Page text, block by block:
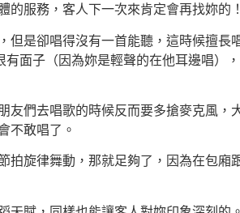
服務，客人下一次來肯定會再找妳的！
是卻唱得沒有一首能聽，這時候擅長
面子（因為妳是輕聲的在他耳邊唱）
們去唱歌的時候反而要多搶麥克風，
不敢唱了。
旋律舞動，那就足夠了，因為在包廂